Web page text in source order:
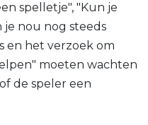
spelletje", "Kun je
je nou nog steeds
en het verzoek om
moeten wachten
de speler een